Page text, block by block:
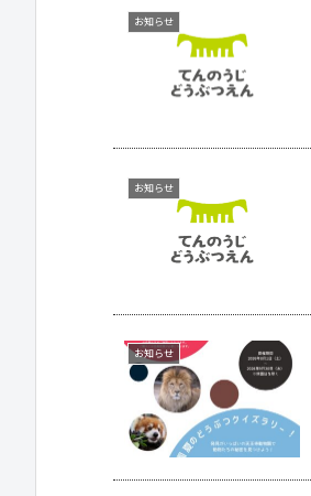
お知らせ
お知らせ
お知らせ